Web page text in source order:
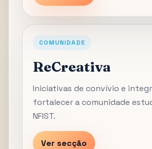
COMUNIDADE
ReCreativa
Iniciativas de convívio e
fortalecer a comunidade
NFIST.
Ver secção